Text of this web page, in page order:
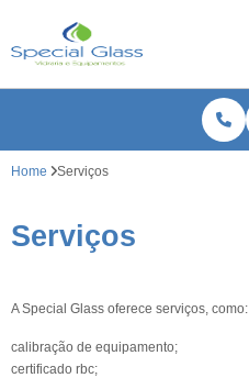
Home Serviços
Serviços
A Special Glass oferece serviços, como:
calibração de equipamento;
certificado rbc;